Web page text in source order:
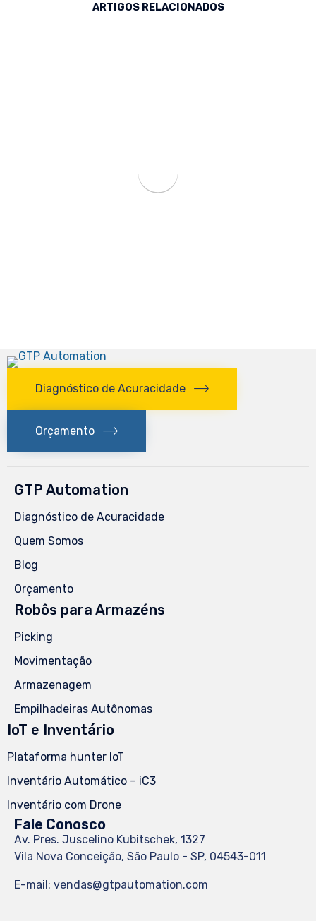
ARTIGOS RELACIONADOS
Diagnóstico de Acuracidade
Orçamento
GTP Automation
Diagnóstico de Acuracidade
Quem Somos
Blog
Orçamento
Robôs para Armazéns
Picking
Movimentação
Armazenagem
Empilhadeiras Autônomas
IoT e Inventário
Plataforma hunter IoT
Inventário Automático – iC3
Inventário com Drone
Fale Conosco
Av. Pres. Juscelino Kubitschek, 1327
Vila Nova Conceição, São Paulo - SP, 04543-011
E-mail: vendas@gtpautomation.com